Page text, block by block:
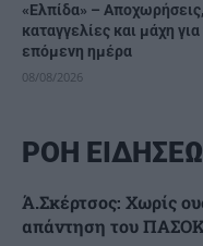
«Ελπίδα» – Αποχωρήσεις,
καταγγελίες και μάχη για
επόμενη ημέρα
08/08/2026
ΡΟΗ
Ά.Σκέρτσος: Χωρίς
απάντηση του